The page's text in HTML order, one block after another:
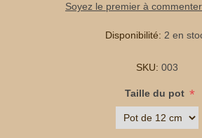
Soyez le premier à
Disponibilité: 2 en
SKU: 003
Taille du pot *